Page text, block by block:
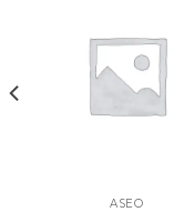
ASEO